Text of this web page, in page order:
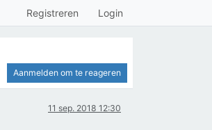
Registreren Login
Aanmelden om te reageren
11 sep. 2018 12:30